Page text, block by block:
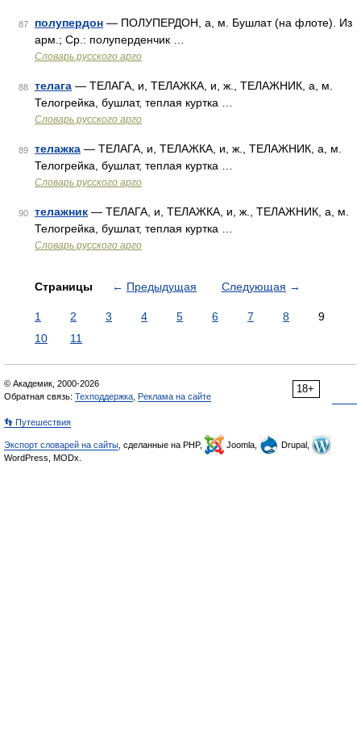
87 полупердон — ПОЛУПЕРДОН, а, м. Бушлат (на флоте). Из
арм.; Ср.: полуперденчик …
Словарь русского арго
88 телага — ТЕЛАГА, и, ТЕЛАЖКА, и, ж., ТЕЛАЖНИК, а, м.
Телогрейка, бушлат, теплая куртка …
Словарь русского арго
89 телажка — ТЕЛАГА, и, ТЕЛАЖКА, и, ж., ТЕЛАЖНИК, а, м.
Телогрейка, бушлат, теплая куртка …
Словарь русского арго
90 телажник — ТЕЛАГА, и, ТЕЛАЖКА, и, ж., ТЕЛАЖНИК, а, м.
Телогрейка, бушлат, теплая куртка …
Словарь русского арго
Страницы ← Предыдущая Следующая →
1 2 3 4 5 6 7 8
9
10
11
18+
© Академик, 2000-2026
Обратная связь: Техподдержка Реклама на сайте
👣 Путешествия
Экспорт словарей на сайты , сделанные на PHP, Joomla,
Drupal,
WordPress, MODx.